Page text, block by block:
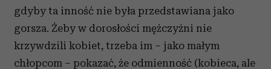
gdyby ta inność nie była przedstawiana jako
gorsza. Żeby w dorosłości mężczyźni nie
krzywdzili kobiet, trzeba im – jako małym
chłopcom – pokazać, że odmienność (kobieca, ale